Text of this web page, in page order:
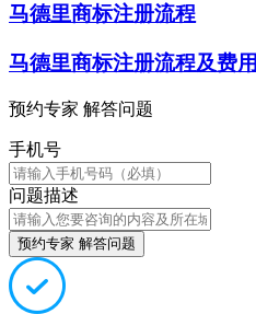
马德里商标注册流程
马德里商标注册流程及费用
预约专家 解答问题
手机号
问题描述
预约专家 解答问题